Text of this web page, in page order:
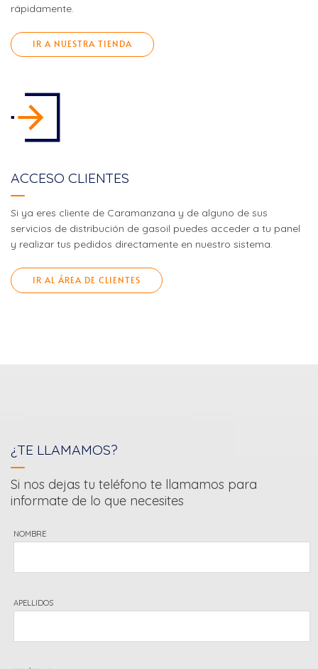
rápidamente.
IR A NUESTRA TIENDA
ACCESO CLIENTES
Si ya eres cliente de Caramanzana y de alguno de sus
servicios de distribución de gasoil puedes acceder a tu panel
y realizar tus pedidos directamente en nuestro sistema.
IR AL ÁREA DE CLIENTES
¿TE LLAMAMOS?
Si nos dejas tu teléfono te llamamos para
informate de lo que necesites
NOMBRE
APELLIDOS